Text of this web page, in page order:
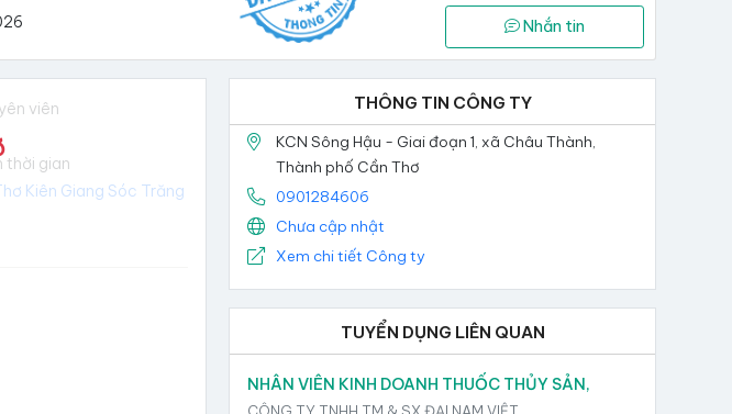
Nhắn tin
viên
thời gian
Kiên Giang Sóc Trăng
THÔNG TIN CÔNG TY
KCN Sông Hậu - Giai đoạn 1, xã Châu Thành,
Thành phố Cần Thơ
0901284606
Chưa cập nhật
Xem chi tiết Công ty
TUYỂN DỤNG LIÊN QUAN
NHÂN VIÊN KINH DOANH THUỐC THỦY SẢN,